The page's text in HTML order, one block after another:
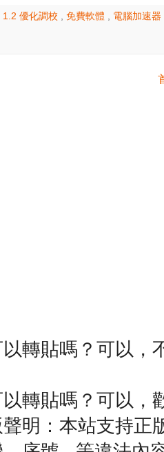
1.2 優化調校 免費軟體 電腦加速器
轉貼嗎？可以，
轉貼嗎？可以，
明：本站支持正